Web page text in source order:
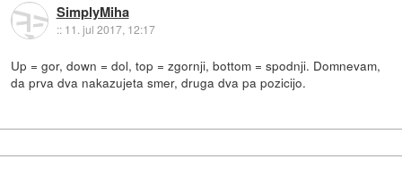
SimplyMiha
:: 11. jul 2017, 12:17
Up = gor, down = dol, top = zgornji, bottom = spodnji. Domnevam,
da prva dva nakazujeta smer, druga dva pa pozicijo.